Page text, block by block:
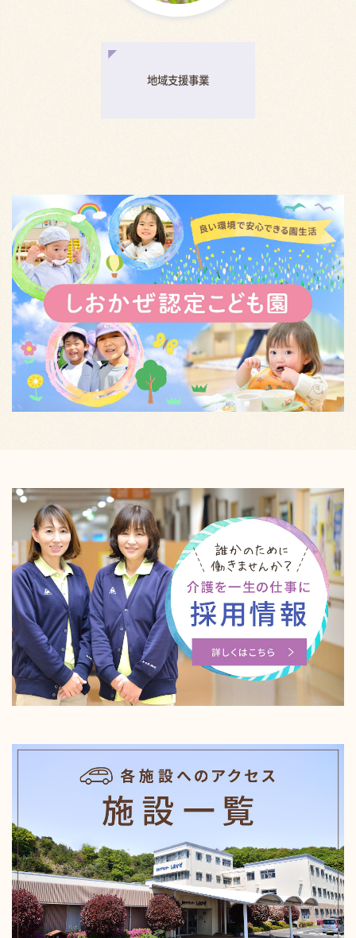
地域支援事業